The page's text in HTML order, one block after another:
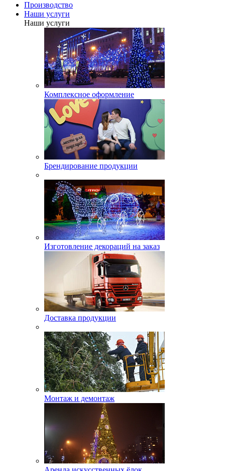
Производство
Наши услуги
Наши услуги
Комплексное оформление
Брендирование продукции
Изготовление декораций на заказ
Доставка продукции
Монтаж и демонтаж